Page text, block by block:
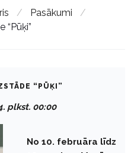
/ Pasākumi
/
“PŪĶI”
plkst. 00:00
No 10. februāra līdz